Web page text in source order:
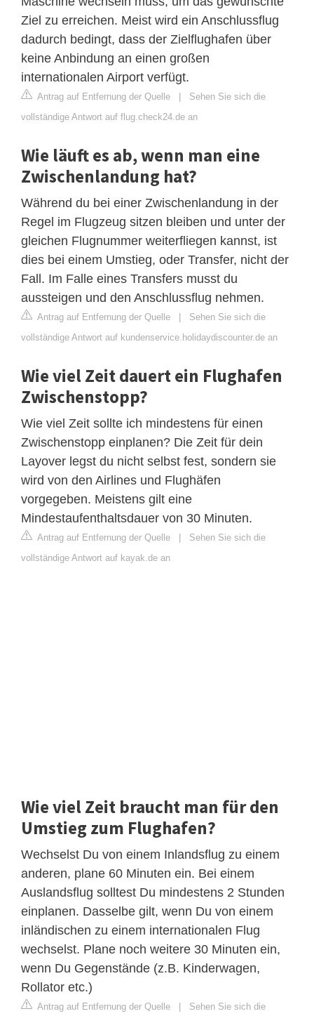
Ziel zu erreichen. Meist wird ein Anschlussflug
dadurch bedingt, dass der Zielflughafen über
keine Anbindung an einen großen
internationalen Airport verfügt.
Antrag auf Entfernung der Quelle | Sehen Sie sich die
vollständige Antwort auf flug.check24.de an
Wie läuft es ab, wenn man eine
Zwischenlandung hat?
Während du bei einer Zwischenlandung in der
Regel im Flugzeug sitzen bleiben und unter der
gleichen Flugnummer weiterfliegen kannst, ist
dies bei einem Umstieg, oder Transfer, nicht der
Fall. Im Falle eines Transfers musst du
aussteigen und den Anschlussflug nehmen.
Antrag auf Entfernung der Quelle | Sehen Sie sich die
vollständige Antwort auf kundenservice.holidaydiscounter.de an
Wie viel Zeit dauert ein Flughafen
Zwischenstopp?
Wie viel Zeit sollte ich mindestens für einen
Zwischenstopp einplanen? Die Zeit für dein
Layover legst du nicht selbst fest, sondern sie
wird von den Airlines und Flughäfen
vorgegeben. Meistens gilt eine
Mindestaufenthaltsdauer von 30 Minuten.
Antrag auf Entfernung der Quelle | Sehen Sie sich die
vollständige Antwort auf kayak.de an
Wie viel Zeit braucht man für den
Umstieg zum Flughafen?
Wechselst Du von einem Inlandsflug zu einem
anderen, plane 60 Minuten ein. Bei einem
Auslandsflug solltest Du mindestens 2 Stunden
einplanen. Dasselbe gilt, wenn Du von einem
inländischen zu einem internationalen Flug
wechselst. Plane noch weitere 30 Minuten ein,
wenn Du Gegenstände (z.B. Kinderwagen,
Rollator etc.)
Antrag auf Entfernung der Quelle | Sehen Sie sich die